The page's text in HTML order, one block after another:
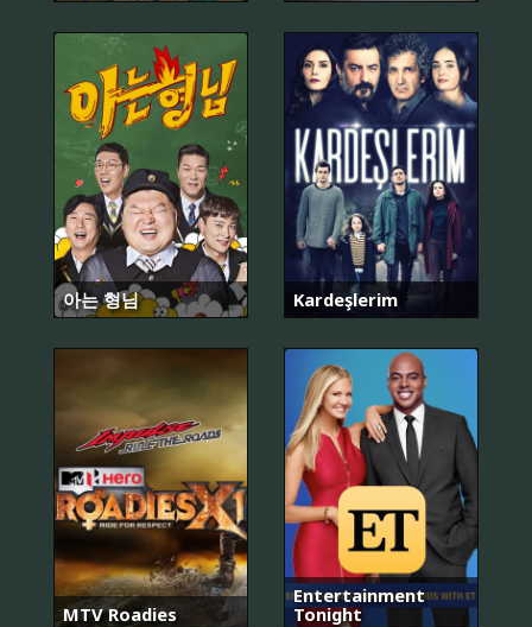
아는 형님 Kardeşlerim
MTV Roadies
Entertainment
Tonight
어
게
인
마
이
라